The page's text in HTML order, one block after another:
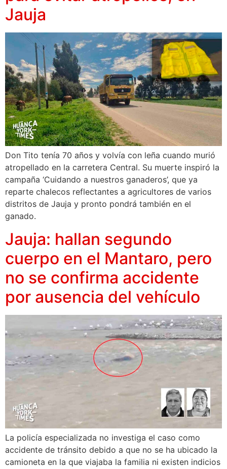
Jauja
Don Tito tenía 70 años y volvía con leña cuando murió
atropellado en la carretera Central. Su muerte inspiró la
campaña ‘Cuidando a nuestros ganaderos’, que ya
reparte chalecos reflectantes a agricultores de varios
distritos de Jauja y pronto pondrá también en el
ganado.
Jauja: hallan segundo
cuerpo en el Mantaro, pero
no se confirma accidente
por ausencia del vehículo
La policía especializada no investiga el caso como
accidente de tránsito debido a que no se ha ubicado la
camioneta en la que viajaba la familia ni existen indicios